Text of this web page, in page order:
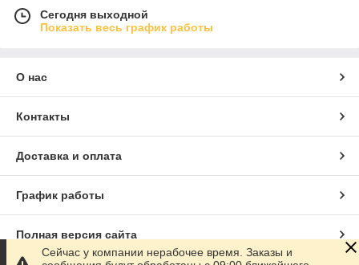
Сегодня выходной
Показать весь график работы
О нас
Контакты
Доставка и оплата
График работы
Полная версия сайта
Сейчас у компании нерабочее время. Заказы и